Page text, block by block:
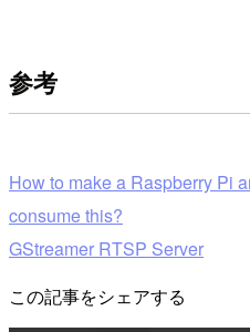
参考
How to make a Raspberry Pi
consume this?
GStreamer RTSP Server
この記事をシェアする